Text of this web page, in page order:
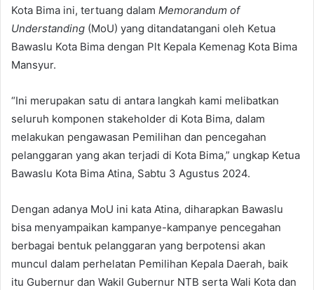
Kota Bima ini, tertuang dalam Memorandum of
Understanding (MoU) yang ditandatangani oleh Ketua
Bawaslu Kota Bima dengan Plt Kepala Kemenag Kota Bima
Mansyur.
“Ini merupakan satu di antara langkah kami melibatkan
seluruh komponen stakeholder di Kota Bima, dalam
melakukan pengawasan Pemilihan dan pencegahan
pelanggaran yang akan terjadi di Kota Bima,” ungkap Ketua
Bawaslu Kota Bima Atina, Sabtu 3 Agustus 2024.
Dengan adanya MoU ini kata Atina, diharapkan Bawaslu
bisa menyampaikan kampanye-kampanye pencegahan
berbagai bentuk pelanggaran yang berpotensi akan
muncul dalam perhelatan Pemilihan Kepala Daerah, baik
itu Gubernur dan Wakil Gubernur NTB serta Wali Kota dan